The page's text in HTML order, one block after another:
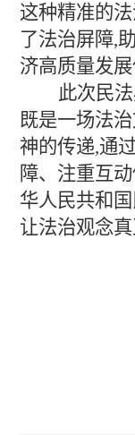
这种精准的
了法治屏障,
济高质量发展
此次民
既是一场法
神的传递,通
障、注重互
华人民共和
让法治观念真